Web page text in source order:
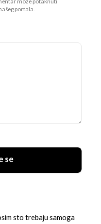
može potaknuti
portala.
se
sto trebaju samoga